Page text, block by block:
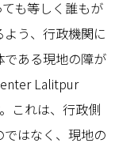
も等しく誰もが
う、行政機関に
ある現地の障が
Lalitpur
これは、行政側
はなく、現地の